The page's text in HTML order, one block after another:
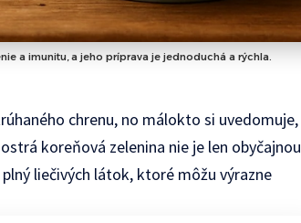
a imunitu, a jeho príprava je jednoduchá a rýchla.
chrenu, no málokto si uvedomuje,
koreňová zelenina nie je len obyčajnou
liečivých látok, ktoré môžu výrazne